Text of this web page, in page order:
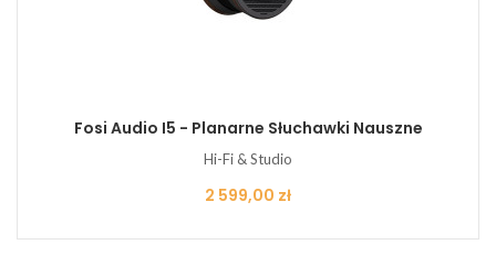
Fosi Audio I5 - Planarne Słuchawki Nauszne
Hi-Fi & Studio
Cena
2 599,00 zł